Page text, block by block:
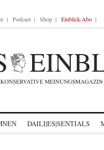
Podcast Shop Einblick-Abo
DAILI|ES|SENTIALS